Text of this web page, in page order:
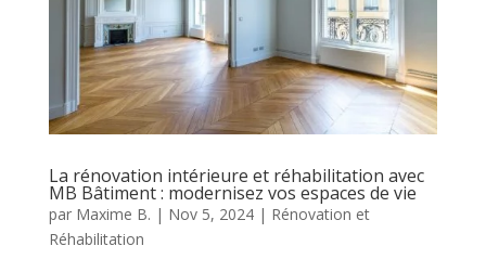
La rénovation intérieure et réhabilitation avec
MB Bâtiment : modernisez vos espaces de vie
par Maxime B. | Nov 5, 2024| Rénovation et
Réhabilitation